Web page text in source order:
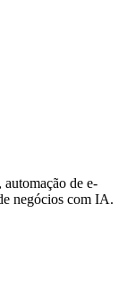
de e-
negócios com IA.